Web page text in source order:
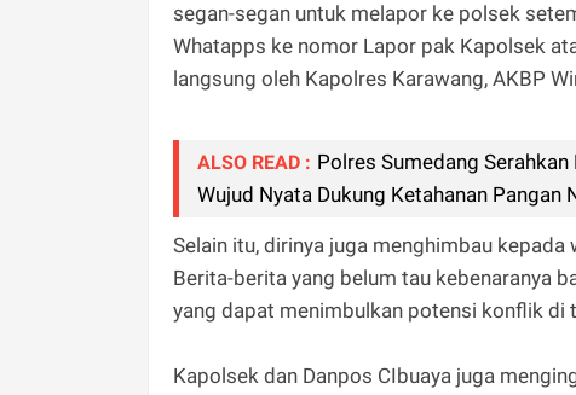
segan-segan untuk melapor ke polsek
Whatapps ke nomor Lapor pak Kapolsek
langsung oleh Kapolres Karawang, AKBP
ALSO READ : Polres Sumedang
Wujud Nyata Dukung Ketahanan Pangan
Selain itu, dirinya juga menghimbau
Berita-berita yang belum tau kebenaranya
yang dapat menimbulkan potensi konflik di
Kapolsek dan Danpos CIbuaya juga